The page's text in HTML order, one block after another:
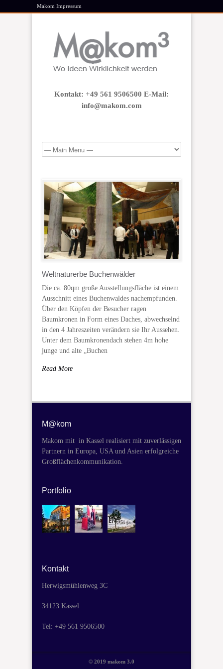
Makom Impressum
Kontakt: +49 561 9506500 E-Mail:
info@makom.com
Weltnaturerbe Buchenwälder
Die ca. 80qm große Ausstellungsfläche ist einem
Ausschnitt eines Buchenwaldes nachempfunden.
Über den Köpfen der Besucher ragen
Baumkronen in Form eines Daches, abwechselnd
in den 4 Jahreszeiten verändern sie Ihr Aussehen.
Unter dem Baumkronendach stehen 4m hohe
junge und alte „Buchen
Read More
M@kom
Makom mit in Kassel realisiert mit zuverlässigen
Partnern in Europa, USA und Asien erfolgreiche
Großflächenkommunikation.
Portfolio
Kontakt
Herwigsmühlenweg 3C
34123 Kassel
Tel: +49 561 9506500
© 2019 makom 3.0